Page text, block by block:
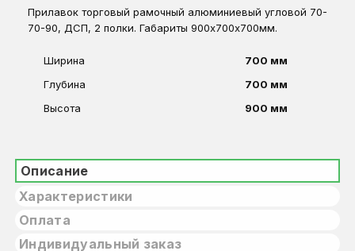
Прилавок торговый рамочный алюминиевый угловой 70-
70-90, ДСП, 2 полки. Габариты 900х700х700мм.
Ширина
700 мм
Глубина
700 мм
Высота
900 мм
Описание
Характеристики
Оплата
Индивидуальный заказ